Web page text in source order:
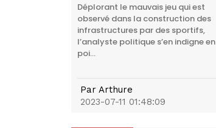
Déplorant le mauvais jeu qui est
observé dans la construction des
infrastructures par des sportifs,
l’analyste politique s’en indigne en
poi...
Par Arthure
2023-07-11 01:48:09